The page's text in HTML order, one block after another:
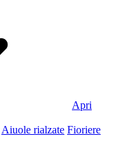
Apri
Aiuole rialzate Fioriere